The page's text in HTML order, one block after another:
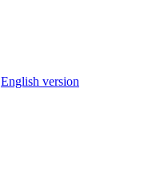
English version